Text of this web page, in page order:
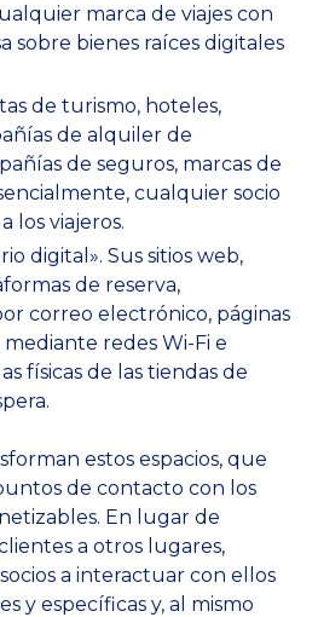
marca de viajes con
sobre bienes raíces digitales
de turismo, hoteles,
de alquiler de
de seguros, marcas de
cualquier socio
los viajeros.
digital». Sus sitios web,
de reserva,
correo electrónico, páginas
mediante redes Wi-Fi e
físicas de las tiendas de
estos espacios, que
de contacto con los
En lugar de
a otros lugares,
a interactuar con ellos
y específicas y, al mismo